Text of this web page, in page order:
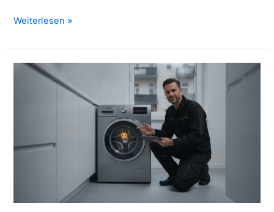
Geschirrspüler
nicht
in
Berlin?
Service
Weiterlesen »